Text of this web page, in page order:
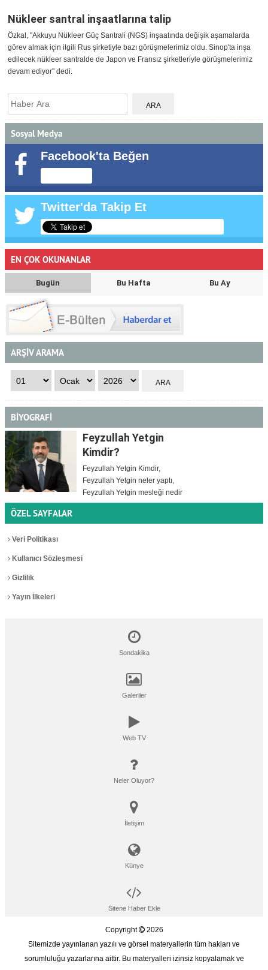
Nükleer santral inşaatlarına talip
Özkal, "Akkuyu Nükleer Güç Santrali (NGS) inşaatında değişik aşamalarda
görev almak için ilgili Rus şirketiyle bazı görüşmelerimiz oldu. Sinop'ta inşa
edilecek nükleer santralde de Japon ve Fransız şirketleriyle görüşmelerimiz
devam ediyor" dedi.
Sosyal Medya
Facebook'ta Beğen
Twitter'da Takip Et
EN ÇOK OKUNANLAR
Bugün Bu Hafta Bu Ay
ARŞİV ARAMA
BİYOGRAFİ
Feyzullah Yetgin
Kimdir?
Feyzullah Yetgin Kimdir,
Feyzullah Yetgin neler yaptı,
Feyzullah Yetgin mesleği nedir
ÖZEL SAYFALAR
Veri Politikası
Kullanıcı Sözleşmesi
Gizlilik
Yayın İlkeleri
Sondakika
Galeriler
Web TV
Neler Oluyor?
İletişim
Künye
Sitene Haber Ekle
Copyright
2026
Sitemizde yayınlanan yazılı ve görsel materyallerin tüm hakları ve
sorumluluğu yazarlarına aittir. Bu materyalleri izinsiz kopyalamak ve